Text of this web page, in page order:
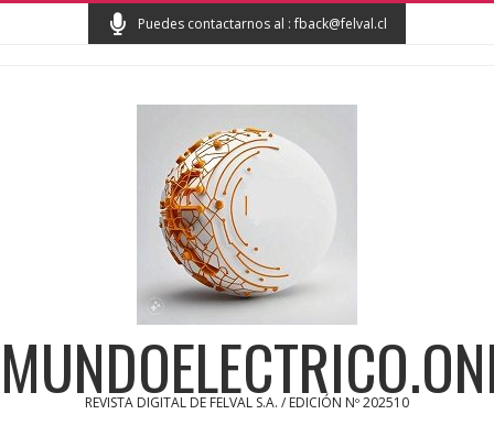
Puedes contactarnos al : fback@felval.cl
REVISTA DIGITAL DE FELVAL S.A. / EDICIÓN Nº 202510